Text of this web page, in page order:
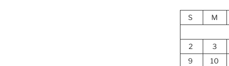
S M
2
3
9
10